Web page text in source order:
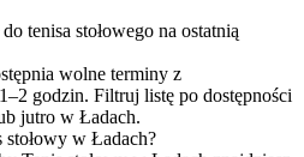
tenisa stołowego na ostatnią
wolne terminy z
godzin. Filtruj listę po dostępności
jutro w Ładach.
stołowy w Ładach?